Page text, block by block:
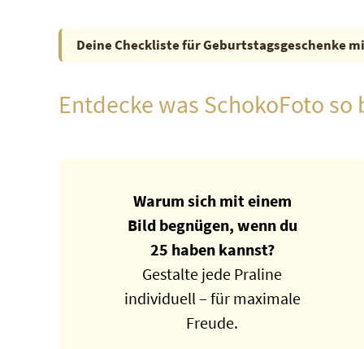
Deine Checkliste für Geburtstagsgeschenke
Entdecke was SchokoFoto
Warum sich mit einem
Bild begnügen, wenn du
25 haben kannst?
Gestalte jede Praline
individuell – für maximale
Freude.